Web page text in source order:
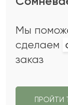
Мы
сделаем
заказ
ПРОЙТИ